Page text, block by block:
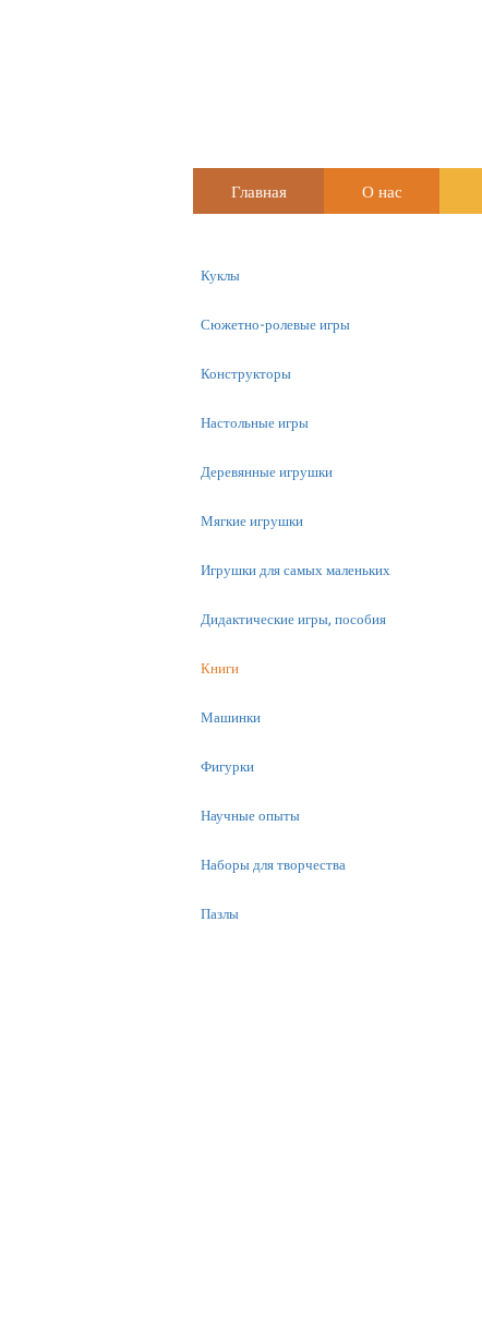
Главная О нас
Куклы
Сюжетно-ролевые игры
Конструкторы
Настольные игры
Деревянные игрушки
Мягкие игрушки
Игрушки для самых маленьких
Дидактические игры, пособия
Книги
Машинки
Фигурки
Научные опыты
Наборы для творчества
Пазлы